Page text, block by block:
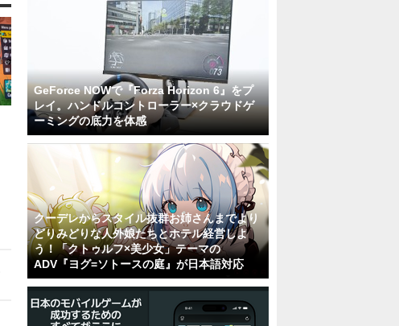
GeForce NOWで『Forza Horizon 6』をプ
レイ。ハンドルコントローラー×クラウドゲ
ーミングの底力を体感
クーデレからスタイル抜群お姉さんまでより
どりみどりな人外娘たちとホテル経営しよ
う！「クトゥルフ×美少女」テーマの
ADV『ヨグ=ソトースの庭』が日本語対応